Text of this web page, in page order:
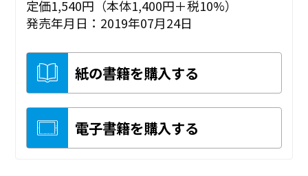
定価1,540円（本体1,400円＋税10%）
発売年月日：2019年07月24日
紙の書籍を購入する
電子書籍を購入する